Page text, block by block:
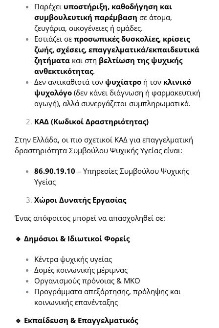
Παρέχει υποστήριξη, καθοδήγηση και
συμβουλευτική παρέμβαση σε άτομα,
ζευγάρια, οικογένειες ή ομάδες.
Εστιάζει σε προσωπικές δυσκολίες, κρίσεις
ζωής, σχέσεις, επαγγελματικά/εκπαιδευτικά
ζητήματακαι στη βελτίωση της ψυχικής
ανθεκτικότητας.
Δεν αντικαθιστά τον ψυχίατροή τον κλινικό
ψυχολόγο(δεν κάνει διάγνωση ή φαρμακευτική
αγωγή), αλλά συνεργάζεται συμπληρωματικά.
ΚΑΔ (Κωδικοί Δραστηριότητας)
Στην Ελλάδα, οι πιο σχετικοί ΚΑΔ για επαγγελματική
δραστηριότητα Συμβούλου Ψυχικής Υγείας είναι:
86.90.19.10 – Υπηρεσίες Συμβούλου Ψυχικής
Υγείας
Χώροι Δυνατής Εργασίας
Ένας απόφοιτος μπορεί να απασχοληθεί σε:
🔹 Δημόσιοι & Ιδιωτικοί Φορείς
Κέντρα ψυχικής υγείας
Δομές κοινωνικής μέριμνας
Οργανισμούς πρόνοιας & ΜΚΟ
Προγράμματα απεξάρτησης, πρόληψης και
κοινωνικής επανένταξης
🔹 Εκπαίδευση & Επαγγελματικός